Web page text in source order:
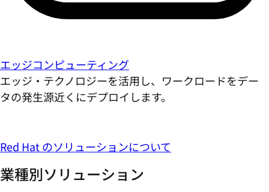
エッジコンピューティング
エッジ・テクノロジーを活用し、ワークロードをデー
タの発生源近くにデプロイします。
Red Hat のソリューションについて
業種別ソリューション